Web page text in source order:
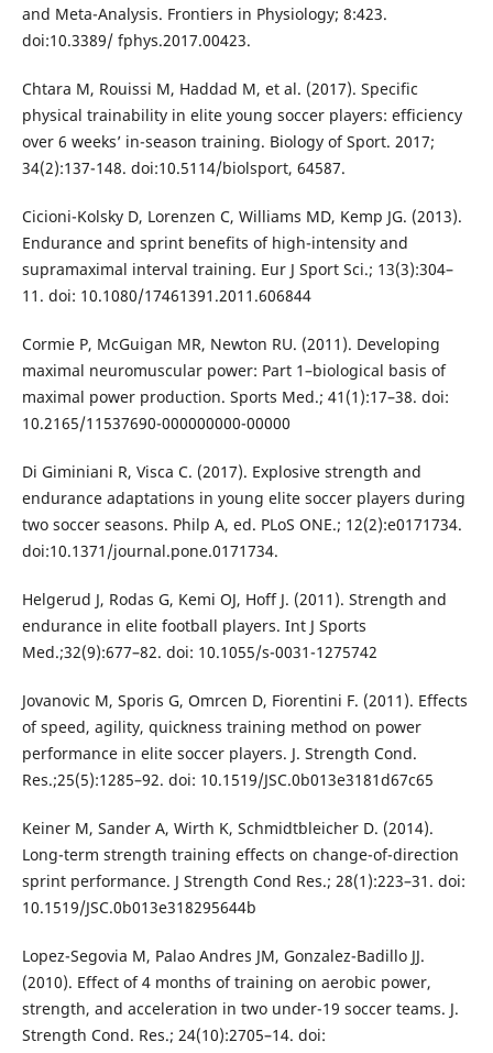
and Meta-Analysis. Frontiers in Physiology; 8:423.
doi:10.3389/ fphys.2017.00423.
Chtara M, Rouissi M, Haddad M, et al. (2017). Specific
physical trainability in elite young soccer players: efficiency
over 6 weeks’ in-season training. Biology of Sport. 2017;
34(2):137-148. doi:10.5114/biolsport, 64587.
Cicioni-Kolsky D, Lorenzen C, Williams MD, Kemp JG. (2013).
Endurance and sprint benefits of high-intensity and
supramaximal interval training. Eur J Sport Sci.; 13(3):304–
11. doi: 10.1080/17461391.2011.606844
Cormie P, McGuigan MR, Newton RU. (2011). Developing
maximal neuromuscular power: Part 1–biological basis of
maximal power production. Sports Med.; 41(1):17–38. doi:
10.2165/11537690-000000000-00000
Di Giminiani R, Visca C. (2017). Explosive strength and
endurance adaptations in young elite soccer players during
two soccer seasons. Philp A, ed. PLoS ONE.; 12(2):e0171734.
doi:10.1371/journal.pone.0171734.
Helgerud J, Rodas G, Kemi OJ, Hoff J. (2011). Strength and
endurance in elite football players. Int J Sports
Med.;32(9):677–82. doi: 10.1055/s-0031-1275742
Jovanovic M, Sporis G, Omrcen D, Fiorentini F. (2011). Effects
of speed, agility, quickness training method on power
performance in elite soccer players. J. Strength Cond.
Res.;25(5):1285–92. doi: 10.1519/JSC.0b013e3181d67c65
Keiner M, Sander A, Wirth K, Schmidtbleicher D. (2014).
Long-term strength training effects on change-of-direction
sprint performance. J Strength Cond Res.; 28(1):223–31. doi:
10.1519/JSC.0b013e318295644b
Lopez-Segovia M, Palao Andres JM, Gonzalez-Badillo JJ.
(2010). Effect of 4 months of training on aerobic power,
strength, and acceleration in two under-19 soccer teams. J.
Strength Cond. Res.; 24(10):2705–14. doi: